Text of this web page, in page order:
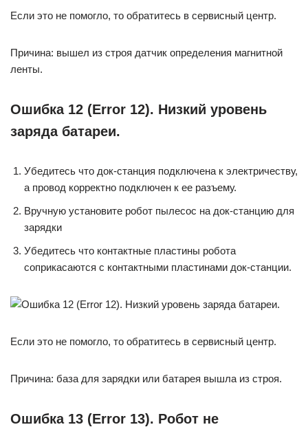
Если это не помогло, то обратитесь в сервисный центр.
Причина: вышел из строя датчик определения магнитной
ленты.
Ошибка 12 (Error 12). Низкий уровень
заряда батареи.
Убедитесь что док-станция подключена к электричеству,
а провод корректно подключен к ее разъему.
Вручную установите робот пылесос на док-станцию для
зарядки
Убедитесь что контактные пластины робота
соприкасаются с контактными пластинами док-станции.
Если это не помогло, то обратитесь в сервисный центр.
Причина: база для зарядки или батарея вышла из строя.
Ошибка 13 (Error 13). Робот не